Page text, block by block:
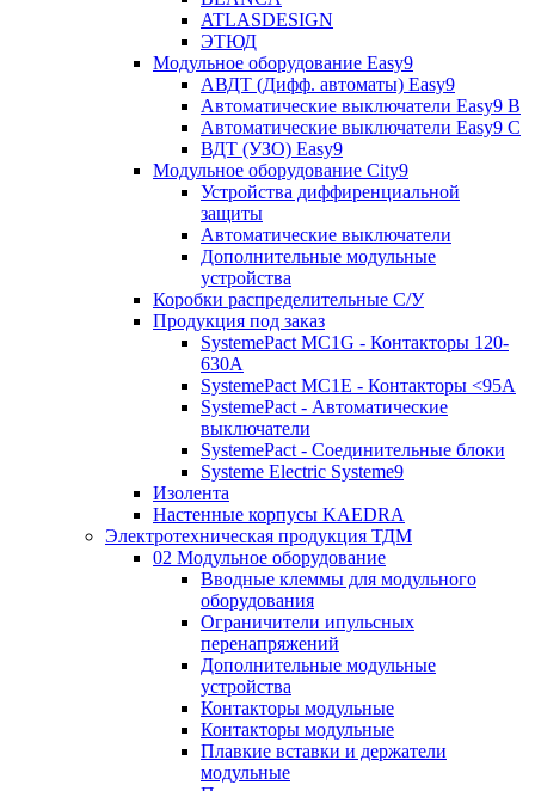
ATLASDESIGN
ЭТЮД
Модульное оборудование Easy9
АВДТ (Дифф. автоматы) Easy9
Автоматические выключатели Easy9 В
Автоматические выключатели Easy9 С
ВДТ (УЗО) Easy9
Модульное оборудование City9
Устройства диффиренциальной
защиты
Автоматические выключатели
Дополнительные модульные
устройства
Коробки распределительные C/У
Продукция под заказ
SystemePact MC1G - Контакторы 120-
630A
SystemePact MC1E - Контакторы <95A
SystemePact - Автоматические
выключатели
SystemePact - Соединительные блоки
Systeme Electric Systeme9
Изолента
Настенные корпусы KAEDRA
Электротехническая продукция ТДМ
02 Модульное оборудование
Вводные клеммы для модульного
оборудования
Ограничители ипульсных
перенапряжений
Дополнительные модульные
устройства
Контакторы модульные
Контакторы модульные
Плавкие вставки и держатели
модульные